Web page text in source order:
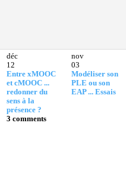
déc
12
Entre xMOOC
et cMOOC ...
redonner du
sens à la
présence ?
3 comments
nov
03
Modéliser son
PLE ou son
EAP ... Essais